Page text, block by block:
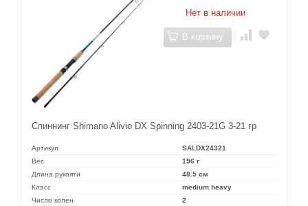
Спиннинг Shimano Alivio DX Spinning 2403-21G 3-21 гр
Артикул
SALDX24321
Вес
196 г
Длина рукояти
48.5 см
Класс
medium heavy
Число колен
2
Нет в наличии
В корзину